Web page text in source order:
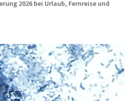
2026 bei Urlaub, Fernreise und